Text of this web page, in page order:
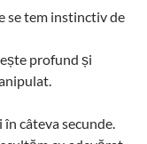
se tem instinctiv de
profund și
câteva secunde.